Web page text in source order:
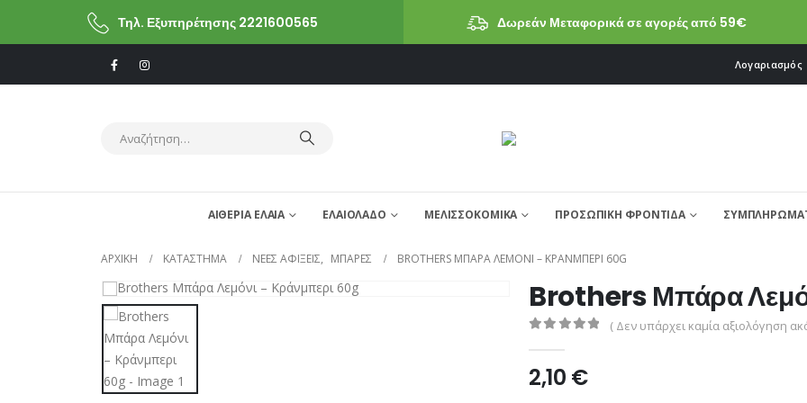
Τηλ. Εξυπηρέτησης 2221600565 Δωρεάν Μεταφορικά σε αγορές από 59€
Λογαριασμός
ΑΙΘΕΡΙΑ ΕΛΑΙΑ ΕΛΑΙΟΛΑΔΟ ΜΕΛΙΣΣΟΚΟΜΙΚΑ ΠΡΟΣΩΠΙΚΗ ΦΡΟΝΤΙΔΑ
ΑΡΧΙΚΗ ΚΑΤΆΣΤΗΜΑ ΝΕΕΣ ΑΦΙΞΕΙΣ, ΜΠΑΡΕΣ BROTHERS ΜΠΆΡΑ ΛΕΜΌΝΙ – ΚΡΆΝΜΠΕΡΙ 60G
Brothers Μπάρα
( Δεν υπάρχει καμία αξιολόγηση
2,10 €